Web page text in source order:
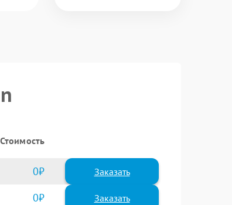
Стоимость
0 Заказать
0 Заказать